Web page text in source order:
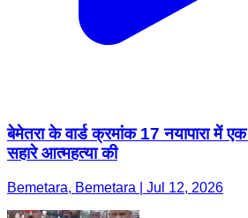
बेमेतरा के वार्ड क्रमांक 17 नयापारा में
सहारे आत्महत्या की
Bemetara, Bemetara | Jul 12, 2026